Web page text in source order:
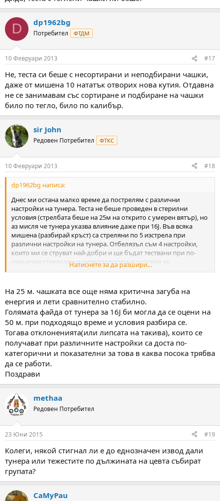
D dp1962bg
Потребител ФТДМ
10 Февруари 2013 #17
Не, теста си беше с несортирани и неподбирани чашки,
даже от мишена 10 нататък отворих нова кутия. Отдавна
не се занимавам със сортиране и подбиране на чашки
било по тегло, било по калибър.
sir John
Редовен Потребител ФТКС
10 Февруари 2013 #18
dp1962bg написа:
Днес ми остана малко време да пострелям с различни
настройки на тунера. Теста не беше проведен в стерилни
условия (стрелбата беше на 25м на открито с умерен вятър), но
аз мисля че тунера указва влияние даже при 16J. Във всяка
мишена (разбирай кръст) са стреляни по 5 изстрела при
различни настройки на тунера. Отбелязъл съм 4 настройки,
които ми се струват най-добри и ще бъдат тествани при по-
прецизни стрелкови и метеорологични условия за
потвърждаване или отхвърляне. При една от тия настройки
Натиснете за да разшири...
На 25 м. чашката все още няма критична загуба на
енергия и лети сравнително стабилно.
Голямата файда от тунера за 16J би могла да се оцени на
50 м. при подходящо време и условия разбира се.
Тогава отклоненията(или липсата на такива), които се
получават при различните настройки са доста по-
категорични и показателни за това в каква посока трябва
да се работи.
Поздрави
methaa
Редовен Потребител
23 Юни 2015 #19
Колеги, някой стигнал ли е до еднозначен извод дали
тунера или тежестите по дължината на цевта събират
групата?
CaMyPau